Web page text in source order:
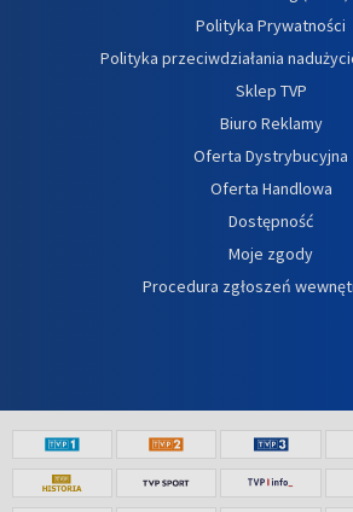
Polityka Prywatności
Polityka przeciwdziałania
Sklep TVP
Biuro Reklamy
Oferta Dystrybucyjna
Oferta Handlowa
Dostępność
Moje zgody
Procedura zgłoszeń